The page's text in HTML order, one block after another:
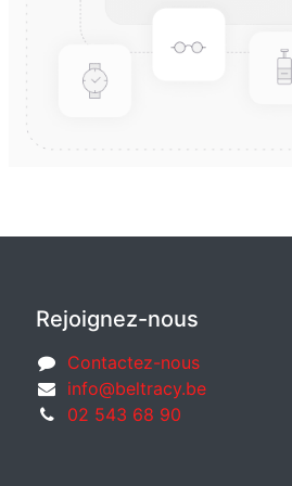
Rejoignez-nous
Contactez-nous
info@beltracy.be
02 543 68 90